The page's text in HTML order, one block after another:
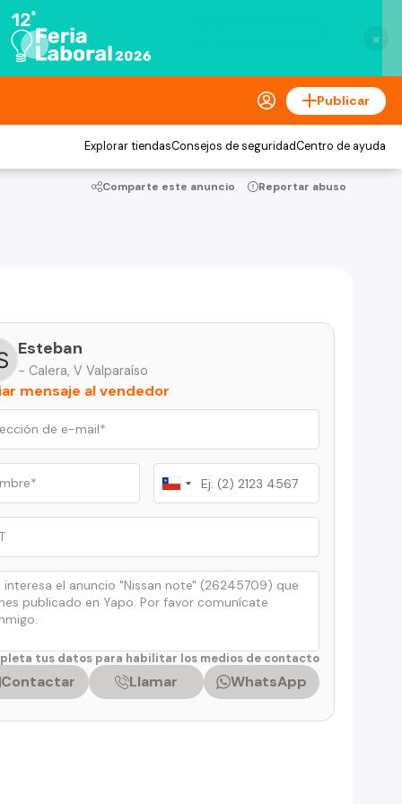
×
Publicar
Explorar tiendasConsejos de seguridadCentro de ayuda
Comparte este anuncio Reportar abuso
Esteban
- Calera, V Valparaíso
mensaje al vendedor
Chile
+56
tus datos para habilitar los medios de contacto
Contactar Llamar WhatsApp